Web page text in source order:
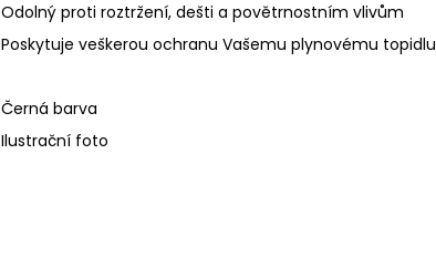
Odolný proti roztržení, dešti a povětrnostním vlivům
Poskytuje veškerou ochranu Vašemu plynovému topidlu
Černá barva
Ilustrační foto